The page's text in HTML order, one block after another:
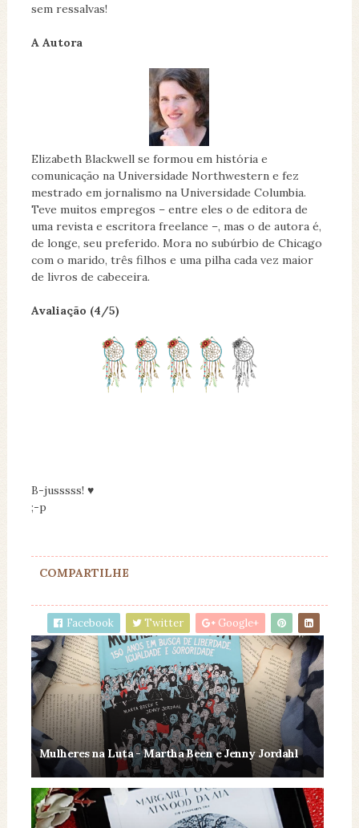
sem ressalvas!
A Autora
Elizabeth Blackwell se formou em história e
comunicação na Universidade Northwestern e fez
mestrado em jornalismo na Universidade Columbia.
Teve muitos empregos – entre eles o de editora de
uma revista e escritora freelance –, mas o de autora é,
de longe, seu preferido. Mora no subúrbio de Chicago
com o marido, três filhos e uma pilha cada vez maior
de livros de cabeceira.
Avaliação (4/5)
B-jusssss! ♥
;-p
COMPARTILHE
Facebook Twitter Google+
Mulheres na Luta - Martha Been e Jenny Jordahl